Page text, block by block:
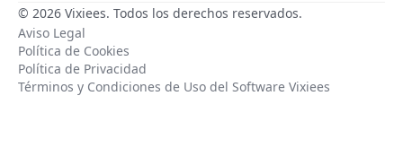
© 2026 Vixiees. Todos los derechos reservados.
Aviso Legal
Política de Cookies
Política de Privacidad
Términos y Condiciones de Uso del Software Vixiees